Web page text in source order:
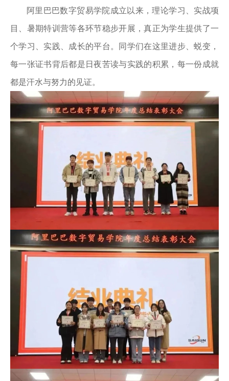
阿里巴巴数字贸易学院成立以来，理论学习、实战项
目、暑期特训营等各环节稳步开展，真正为学生提供了一
个学习、实践、成长的平台。同学们在这里进步、蜕变，
每一张证书背后都是日夜苦读与实践的积累，每一份成就
都是汗水与努力的见证。